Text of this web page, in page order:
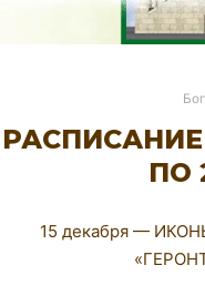
ПО
15 декабря —